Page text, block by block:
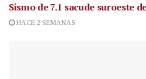
Sismo de 7.1 sacude suroeste
HACE 2 SEMANAS